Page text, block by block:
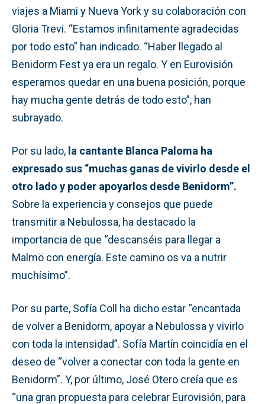
viajes a Miami y Nueva York y su colaboración con
Gloria Trevi. “Estamos infinitamente agradecidas
por todo esto” han indicado. “Haber llegado al
Benidorm Fest ya era un regalo. Y en Eurovisión
esperamos quedar en una buena posición, porque
hay mucha gente detrás de todo esto”, han
subrayado.
Por su lado, la cantante Blanca Paloma ha
expresado sus “muchas ganas de vivirlo desde el
otro lado y poder apoyarlos desde Benidorm”.
Sobre la experiencia y consejos que puede
transmitir a Nebulossa, ha destacado la
importancia de que “descanséis para llegar a
Malmö con energía. Este camino os va a nutrir
muchísimo”.
Por su parte, Sofía Coll ha dicho estar “encantada
de volver a Benidorm, apoyar a Nebulossa y vivirlo
con toda la intensidad”. Sofía Martín coincidía en el
deseo de “volver a conectar con toda la gente en
Benidorm”. Y, por último, José Otero creía que es
“una gran propuesta para celebrar Eurovisión, para